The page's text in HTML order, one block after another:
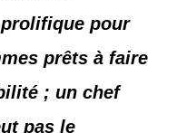
pour
prêts à faire
; un chef
pas le